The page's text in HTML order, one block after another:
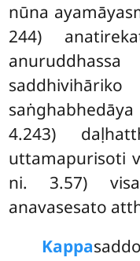
nūna
244)
4.243)
uttamapurisoti
ni. 3.57)
anavasesato
Kappa